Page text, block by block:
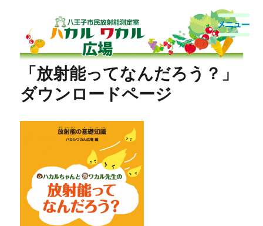
「放射能ってなんだろう？」
ダウンロードページ